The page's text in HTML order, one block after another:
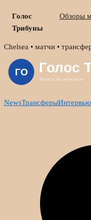
Голос
Трибуны
Обзоры
Skip
content
Chelsea • матчи •
NewsТрансферыИнтервью